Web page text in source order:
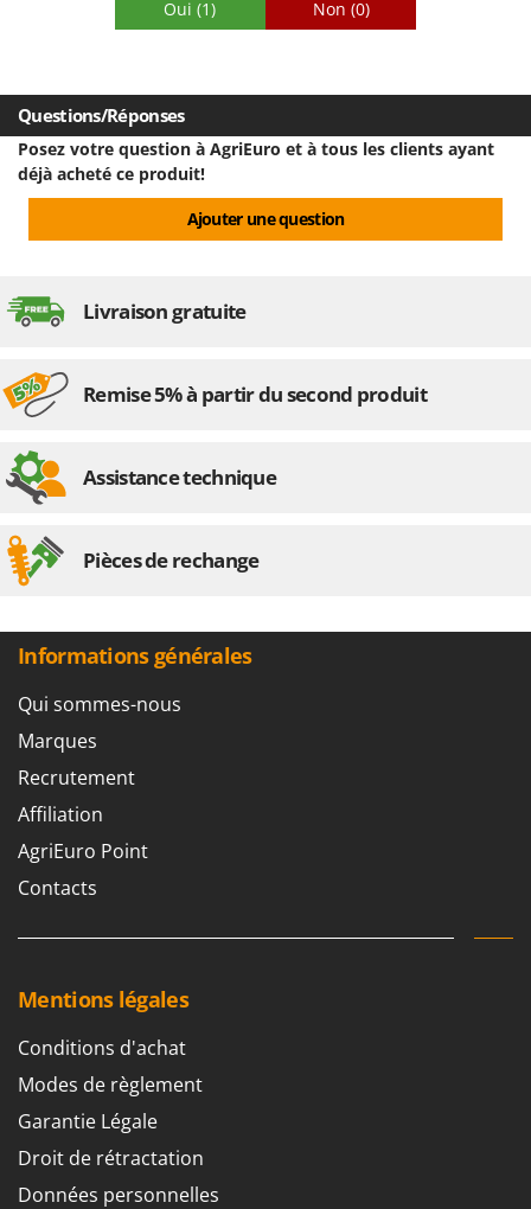
Oui (1) Non (0)
Questions/Réponses
Posez votre question à AgriEuro et à tous les clients ayant
déjà acheté ce produit!
Ajouter une question
Livraison gratuite
Remise 5% à partir du second produit
Assistance technique
Pièces de rechange
Informations générales
Qui sommes-nous
Marques
Recrutement
Affiliation
AgriEuro Point
Contacts
Mentions légales
Conditions d'achat
Modes de règlement
Garantie Légale
Droit de rétractation
Données personnelles